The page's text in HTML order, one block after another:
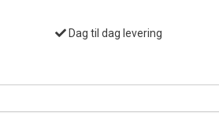
Dag til dag levering